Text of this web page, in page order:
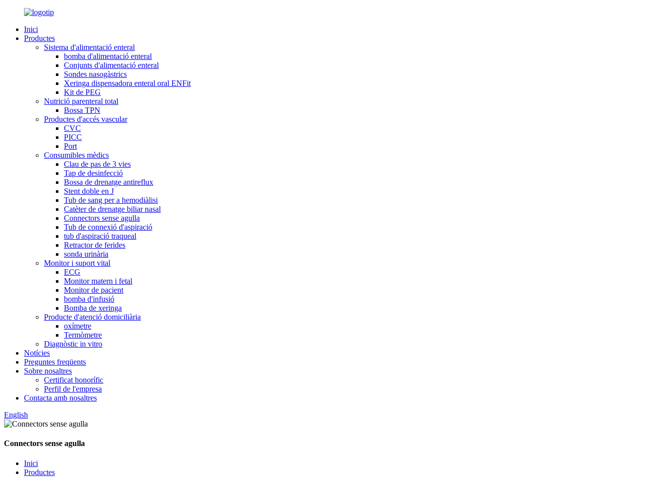
Inici
Productes
Sistema d'alimentació enteral
bomba d'alimentació enteral
Conjunts d'alimentació enteral
Sondes nasogàstrics
Xeringa dispensadora enteral oral ENFit
Kit de PEG
Nutrició parenteral total
Bossa TPN
Productes d'accés vascular
CVC
PICC
Port
Consumibles mèdics
Clau de pas de 3 vies
Tap de desinfecció
Bossa de drenatge antireflux
Stent doble en J
Tub de sang per a hemodiàlisi
Catèter de drenatge biliar nasal
Connectors sense agulla
Tub de connexió d'aspiració
tub d'aspiració traqueal
Retractor de ferides
sonda urinària
Monitor i suport vital
ECG
Monitor matern i fetal
Monitor de pacient
bomba d'infusió
Bomba de xeringa
Producte d'atenció domiciliària
oxímetre
Termòmetre
Diagnòstic in vitro
Notícies
Preguntes freqüents
Sobre nosaltres
Certificat honorífic
Perfil de l'empresa
Contacta amb nosaltres
English
Connectors sense agulla
Inici
Productes